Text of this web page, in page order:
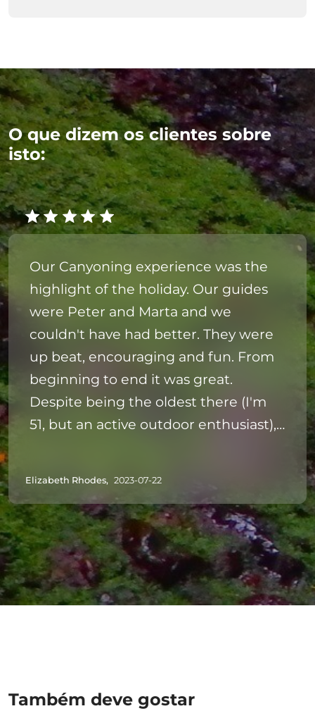
O que dizem os clientes sobre
isto:
Our Canyoning experience was the
highlight of the holiday. Our guides
were Peter and Marta and we
couldn't have had better. They were
up beat, encouraging and fun. From
beginning to end it was great.
Despite being the oldest there (I'm
51, but an active outdoor enthusiast), I
the beginner level, as it was our first
time canyoning, and we weren't
certain how hard it would be, but we
got the hang of it within a few short
minutes. Next time would go for the
Couldn't be happier. Would definitely
Elizabeth Rhodes, 2023-07-22
Também deve gostar